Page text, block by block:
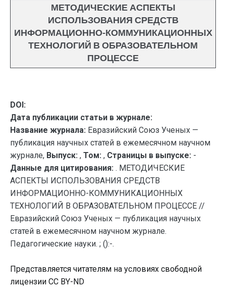
МЕТОДИЧЕСКИЕ АСПЕКТЫ
ИСПОЛЬЗОВАНИЯ СРЕДСТВ
ИНФОРМАЦИОННО-КОММУНИКАЦИОННЫХ
ТЕХНОЛОГИЙ В ОБРАЗОВАТЕЛЬНОМ
ПРОЦЕССЕ
DOI:
Дата публикации статьи в журнале:
Название журнала: Евразийский Союз Ученых —
публикация научных статей в ежемесячном научном
журнале, Выпуск: , Том: , Страницы в выпуске: -
Данные для цитирования: . МЕТОДИЧЕСКИЕ
АСПЕКТЫ ИСПОЛЬЗОВАНИЯ СРЕДСТВ
ИНФОРМАЦИОННО-КОММУНИКАЦИОННЫХ
ТЕХНОЛОГИЙ В ОБРАЗОВАТЕЛЬНОМ ПРОЦЕССЕ //
Евразийский Союз Ученых — публикация научных
статей в ежемесячном научном журнале.
Педагогические науки. ; ():-.
Представляется читателям на условиях свободной
лицензии CC BY-ND